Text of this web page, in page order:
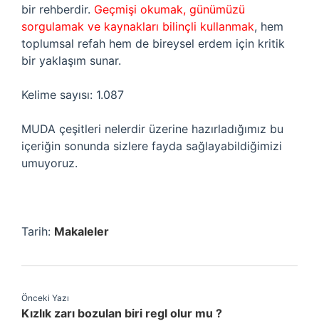
bir rehberdir. Geçmişi okumak, günümüzü
sorgulamak ve kaynakları bilinçli kullanmak, hem
toplumsal refah hem de bireysel erdem için kritik
bir yaklaşım sunar.
Kelime sayısı: 1.087
MUDA çeşitleri nelerdir üzerine hazırladığımız bu
içeriğin sonunda sizlere fayda sağlayabildiğimizi
umuyoruz.
Tarih: Makaleler
Önceki Yazı
Kızlık zarı bozulan biri regl olur mu ?